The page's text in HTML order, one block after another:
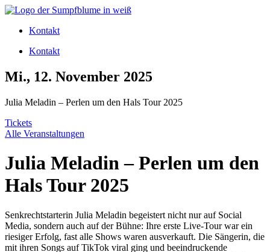
Zum
wechselnKontakt
Kontakt
Mi., 12. November 2025
Julia Meladin – Perlen um den Hals Tour 2025
Tickets
Alle Veranstaltungen
Julia Meladin – Perlen um den
Hals Tour 2025
Senkrechtstarterin Julia Meladin begeistert nicht nur auf Social
Media, sondern auch auf der Bühne: Ihre erste Live-Tour war ein
riesiger Erfolg, fast alle Shows waren ausverkauft. Die Sängerin, die
mit ihren Songs auf TikTok viral ging und beeindruckende